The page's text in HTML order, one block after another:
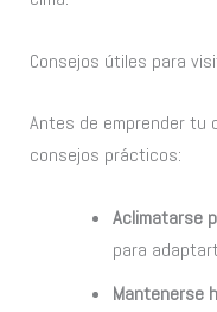
Consejos útiles para
Antes de emprender
consejos prácticos:
Aclimatarse
para
Mantenerse